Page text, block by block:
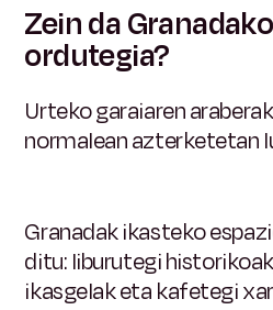
Zein da
ordutegia?
Urteko garaiaren
normalean azterketetan
Granadak ikasteko
ditu: liburutegi
ikasgelak eta kafetegi